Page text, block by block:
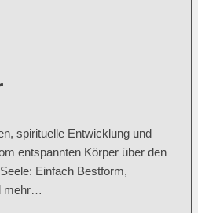
spirituelle Entwicklung und
entspannten Körper über den
Einfach Bestform,
mehr…